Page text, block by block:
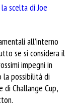
scelta di Joe
all’interno
se si considera il
impegni in
la possibilità di
Challange Cup,